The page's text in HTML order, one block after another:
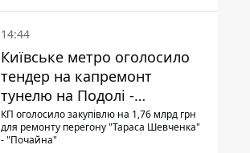
14:44
Київське метро оголосило
тендер на капремонт
тунелю на Подолі -
триватиме майже два роки
КП оголосило закупівлю на 1,76 млрд грн
для ремонту перегону "Тараса Шевченка"
- "Почайна"